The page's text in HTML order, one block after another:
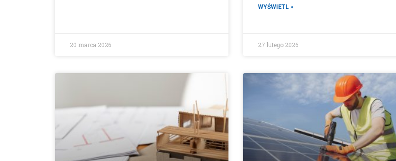
20 marca 2026
WYŚWIETL »
27 lutego 2026